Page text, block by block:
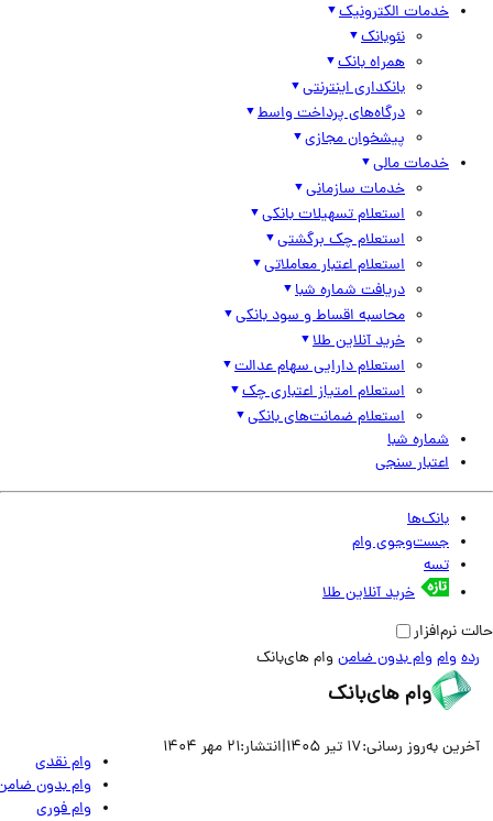
خدمات الکترونیک
نئوبانک
همراه بانک
بانکداری اینترنتی
درگاه‌های پرداخت واسط
پیشخوان مجازی
خدمات مالی
خدمات سازمانی
استعلام تسهیلات بانکی
استعلام چک برگشتی
استعلام اعتبار معاملاتی
دریافت شماره شبا
محاسبه اقساط و سود بانکی
خرید آنلاین طلا
استعلام دارایی سهام عدالت
استعلام امتیاز اعتباری چک
استعلام ضمانت‌های بانکی
شماره شبا
اعتبار سنجی
بانک‌ها
جست‌وجوی وام
تسه
خرید آنلاین طلا
وام وام بدون ضامنوام های‌بانک
وام های‌بانک
به‌روز رسانی:17 تیر 1405 |انتشار:21 مهر 1404
وام نقدی
وام بدون ضامن
وام فوری